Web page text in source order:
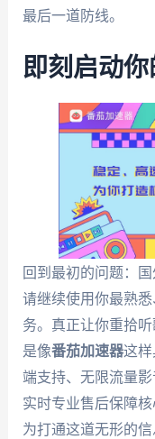
最后一道防线。
即刻启动
回到最初的问题：
请继续使用你最熟
务。真正让你重拾
是像番茄加速器这样
端支持、无限流量
实时专业售后保障
为打通这道无形的